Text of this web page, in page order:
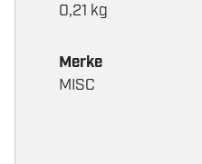
0,21 kg
Merke
MISC